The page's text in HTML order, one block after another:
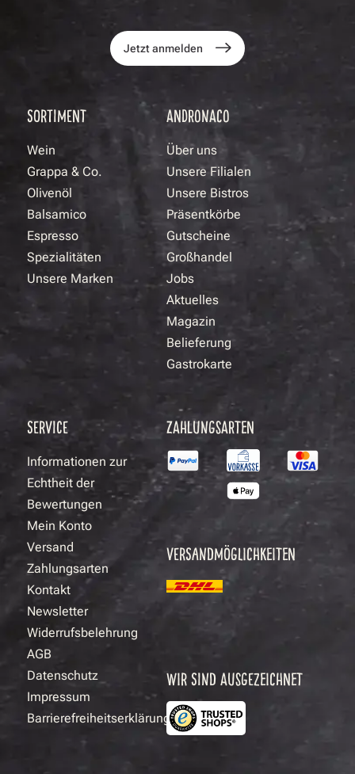
Jetzt anmelden
SORTIMENT
Wein
Grappa & Co.
Olivenöl
Balsamico
Espresso
Spezialitäten
Unsere Marken
ANDRONACO
Über uns
Unsere Filialen
Unsere Bistros
Präsentkörbe
Gutscheine
Großhandel
Jobs
Aktuelles
Magazin
Belieferung
Gastrokarte
SERVICE
Informationen zur
Echtheit der
Bewertungen
Mein Konto
Versand
Zahlungsarten
Kontakt
Newsletter
Widerrufsbelehrung
AGB
Datenschutz
Impressum
Barrierefreiheitserklärung
ZAHLUNGSARTEN
VERSANDMÖGLICHKEITEN
WIR SIND AUSGEZEICHNET